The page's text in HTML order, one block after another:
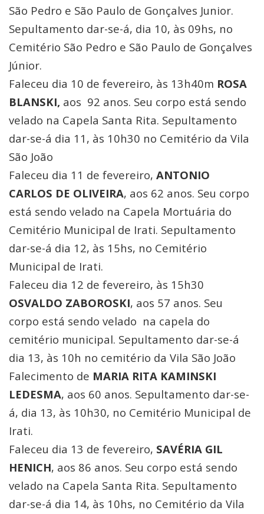
São Pedro e São Paulo de Gonçalves Junior.
Sepultamento dar-se-á, dia 10, às 09hs, no
Cemitério São Pedro e São Paulo de Gonçalves
Júnior.
Faleceu dia 10 de fevereiro, às 13h40m ROSA
BLANSKI, aos 92 anos. Seu corpo está sendo
velado na Capela Santa Rita. Sepultamento
dar-se-á dia 11, às 10h30 no Cemitério da Vila
São João
Faleceu dia 11 de fevereiro, ANTONIO
CARLOS DE OLIVEIRA, aos 62 anos. Seu corpo
está sendo velado na Capela Mortuária do
Cemitério Municipal de Irati. Sepultamento
dar-se-á dia 12, às 15hs, no Cemitério
Municipal de Irati.
Faleceu dia 12 de fevereiro, às 15h30
OSVALDO ZABOROSKI, aos 57 anos. Seu
corpo está sendo velado na capela do
cemitério municipal. Sepultamento dar-se-á
dia 13, às 10h no cemitério da Vila São João
Falecimento de MARIA RITA KAMINSKI
LEDESMA, aos 60 anos. Sepultamento dar-se-
á, dia 13, às 10h30, no Cemitério Municipal de
Irati.
Faleceu dia 13 de fevereiro, SAVÉRIA GIL
HENICH, aos 86 anos. Seu corpo está sendo
velado na Capela Santa Rita. Sepultamento
dar-se-á dia 14, às 10hs, no Cemitério da Vila